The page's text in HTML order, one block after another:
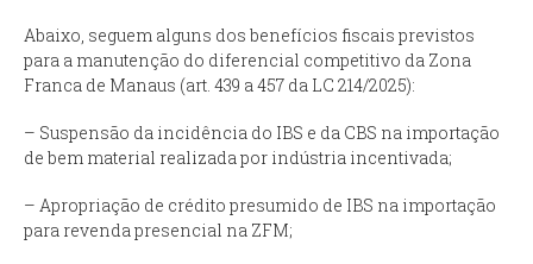
Abaixo, seguem alguns dos benefícios fiscais previstos
para a manutenção do diferencial competitivo da Zona
Franca de Manaus (art. 439 a 457 da LC 214/2025):
– Suspensão da incidência do IBS e da CBS na importação
de bem material realizada por indústria incentivada;
– Apropriação de crédito presumido de IBS na importação
para revenda presencial na ZFM;